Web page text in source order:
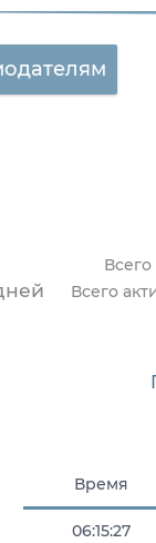
Всего
Время
06:15:27